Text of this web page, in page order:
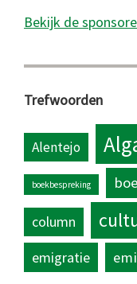
Bekijk de
Trefwoorden
Alentejo
boekbespreking
column
emigratie